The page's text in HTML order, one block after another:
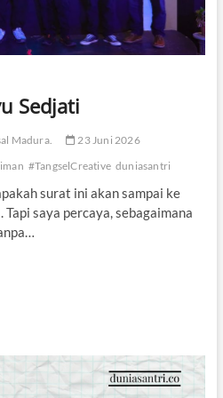
Sedjati
Madura.
23 Juni 2026
#TangselCreative duniasantri
surat ini akan sampai ke
saya percaya, sebagaimana